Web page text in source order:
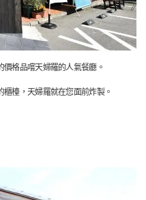
格品嚐天婦羅的人氣餐廳。
檯，天婦羅就在您面前炸製。